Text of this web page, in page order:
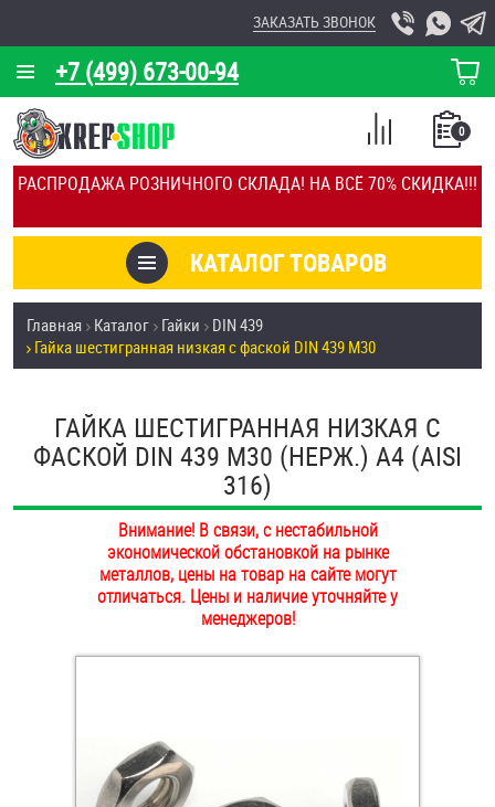
РАСПРОДАЖА РОЗНИЧНОГО СКЛАДА! НА ВСЁ 70% СКИДКА!!!
+7 (499) 673-00-94
ЗАКАЗАТЬ ЗВОНОК
КОРЗИНА
О КОМПАНИИ
КАЛЬКУЛЯТОР
ОТЗЫВЫ
УСЛУГИ
СКИДКИ
ОПТ
ПОКУПАТЕЛЯМ
ОПЛАТА И ДОСТАВКА
НАШИ МАГАЗИНЫ
КАТАЛОГ ТОВАРОВ
0
СПИСОК
СРАВНЕНИЕ
Товары со скидкой
Анкеры
Антивандальный крепёж, инструмент
Заклепки (Гайки-Заклепки)
Главная Каталог Гайки
DIN 439
Гайка шестигранная низкая с фаской DIN 439 М30
ГАЙКА ШЕСТИГРАННАЯ НИЗКАЯ С
ФАСКОЙ DIN 439 М30 (НЕРЖ.) A4 (AISI
316)
Внимание! В связи, с нестабильной
экономической обстановкой на рынке
металлов, цены на товар на сайте могут
отличаться. Цены и наличие уточняйте у
менеджеров!